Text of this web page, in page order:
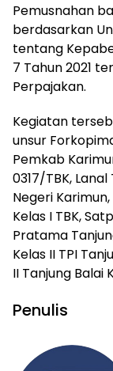
Pemusnahan
berdasarkan
tentang
7 Tahun 2021
Perpajakan.
Kegiatan
unsur
Pemkab
0317/TBK,
Negeri
Kelas I TBK,
Pratama
Kelas II TPI
II Tanjung Balai
Penulis